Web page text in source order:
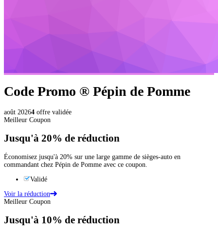
Code Promo ® Pépin de Pomme
août 20264 offre validée
Meilleur Coupon
Jusqu'à 20% de réduction
Économisez jusqu'à 20% sur une large gamme de sièges-auto en
commandant chez Pépin de Pomme avec ce coupon.
Validé
Voir la réduction
Meilleur Coupon
Jusqu'à 10% de réduction